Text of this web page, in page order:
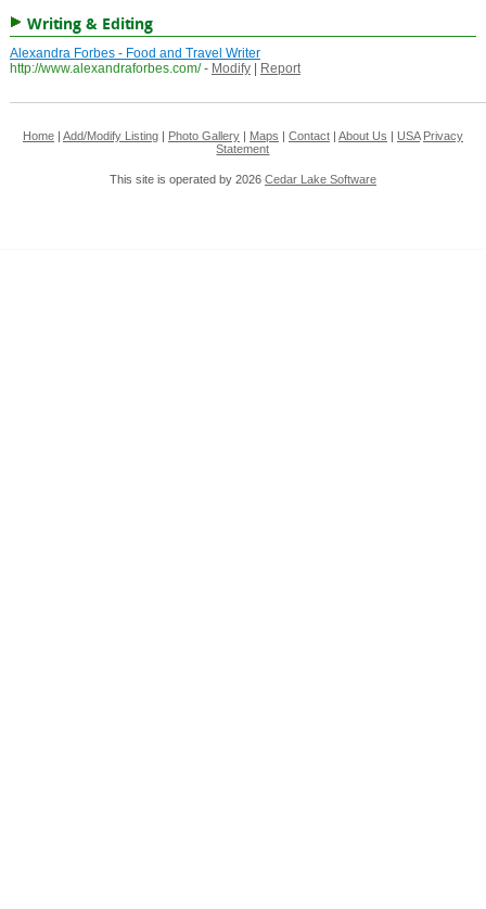
Writing & Editing
Alexandra Forbes - Food and Travel Writer
http://www.alexandraforbes.com/ - Modify| Report
Home| Add/Modify Listing| Photo Gallery| Maps Contact| About Us USA Privacy
Statement
This site is operated by 2026 Cedar Lake Software